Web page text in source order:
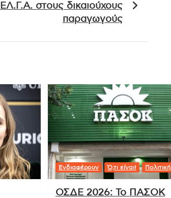
ΕΛ.Γ.Α. στους δικαιούχους
παραγωγούς
Ενδιαφέρουν Ό,τι είναι! Πολιτική
ΟΣΔΕ 2026: Το ΠΑΣΟΚ